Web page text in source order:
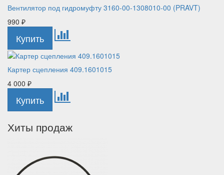
Вентилятор под гидромуфту 3160-00-1308010-00 (PRAVT)
990 ₽
Картер сцепления 409.1601015
4 000 ₽
Хиты продаж